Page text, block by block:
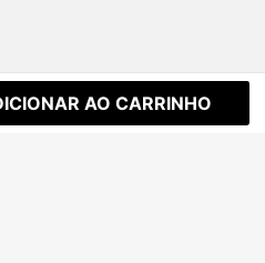
AO CARRINHO